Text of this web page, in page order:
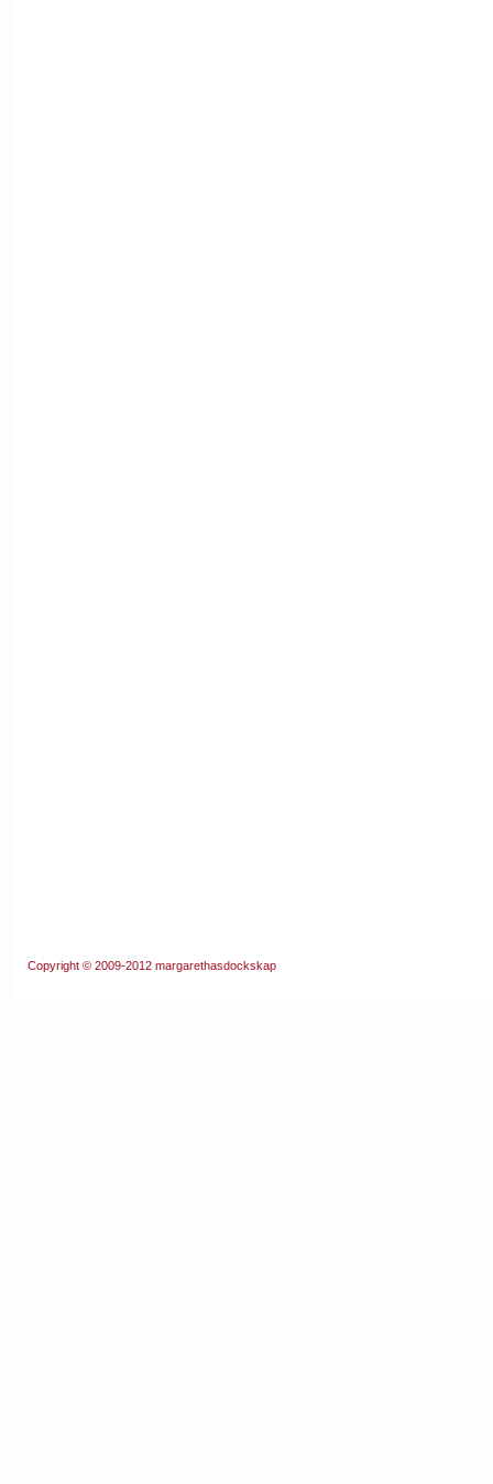
Copyright © 2009-2012 margarethasdockskap